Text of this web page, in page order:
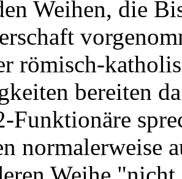
Weihen, die
römisch-
bereiten
Funktionäre
normalerweise